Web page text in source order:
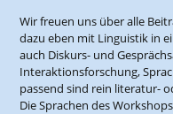
Wir freuen uns über alle
dazu eben mit Linguistik in
auch Diskurs- und
Interaktionsforschung,
passend sind rein literatur-
Die Sprachen des